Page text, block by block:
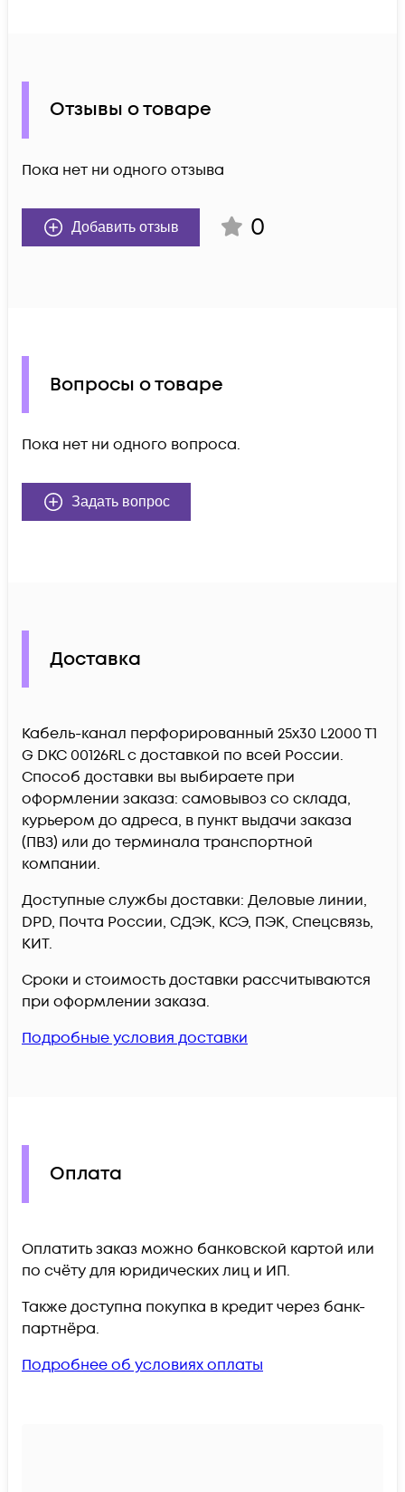
Отзывы о товаре
Пока нет ни одного отзыва
Добавить отзыв 0
Вопросы о товаре
Пока нет ни одного вопроса.
Задать вопрос
Доставка
Кабель-канал перфорированный 25х30 L2000 T1
G DKC 00126RL c доставкой по всей России.
Способ доставки вы выбираете при
оформлении заказа: самовывоз со склада,
курьером до адреса, в пункт выдачи заказа
(ПВЗ) или до терминала транспортной
компании.
Доступные службы доставки: Деловые линии,
DPD, Почта России, СДЭК, КСЭ, ПЭК, Спецсвязь,
КИТ.
Сроки и стоимость доставки рассчитываются
при оформлении заказа.
Подробные условия доставки
Оплата
Оплатить заказ можно банковской картой или
по счёту для юридических лиц и ИП.
Также доступна покупка в кредит через банк-
партнёра.
Подробнее об условиях оплаты